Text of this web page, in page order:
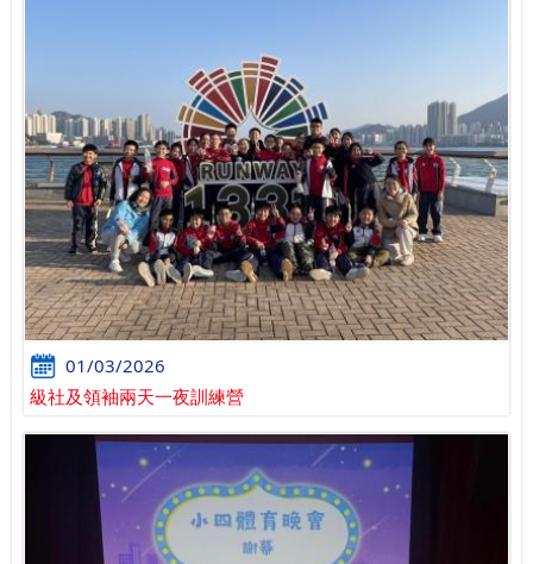
01/03/2026
級社及領袖兩天一夜訓練營